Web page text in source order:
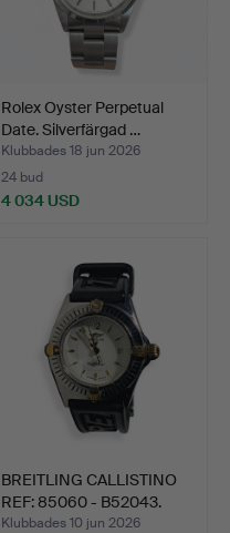
Rolex Oyster Perpetual
Date. Silverfärgad …
Klubbades 18 jun 2026
24 bud
4 034 USD
BREITLING CALLISTINO
REF: 85060 - B52043.
Klubbades 10 jun 2026